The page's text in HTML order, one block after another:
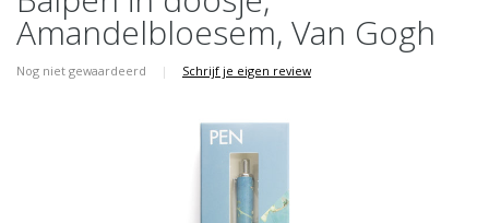
Amandelbloesem, Van Gogh
Nog niet gewaardeerd | Schrijf je eigen review